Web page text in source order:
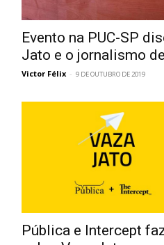
Evento na PUC-SP
Jato e o jornalismo
Victor Félix - 9 DE OUTUBRO DE 2019
Pública e Intercept